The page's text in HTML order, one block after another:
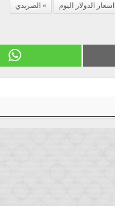
اسعار الدولار اليوم الصريدي